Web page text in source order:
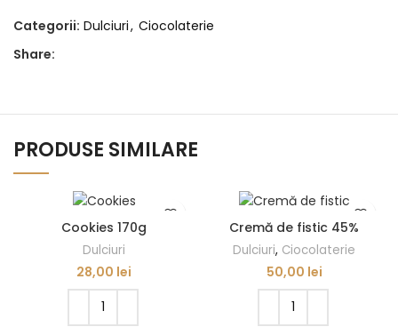
Categorii: Dulciuri, Ciocolaterie
Share:
PRODUSE SIMILARE
Cookies 170g
Dulciuri
28,00 lei
Cremă de fistic 45%
Dulciuri, Ciocolaterie
50,00 lei